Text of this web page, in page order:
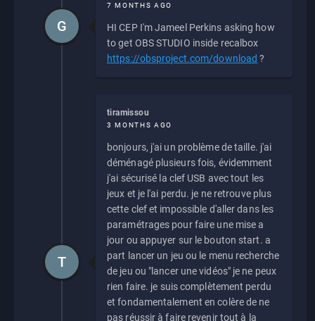
7 MONTHS AGO
HI CEP I'm Jameel Perkins asking how
to get OBS STUDIO inside recalbox
https://obsproject.com/download ?
G
tiramissou
3 MONTHS AGO
bonjours, j'ai un problème de taille. j'ai
déménagé plusieurs fois, évidemment
j'ai sécurisé la clef USB avec tout les
jeux et je l'ai perdu. je ne retrouve plus
cette clef et impossible d'aller dans les
paramétrages pour faire une mise a
jour ou appuyer sur le bouton start. a
part lancer un jeu ou le menu recherche
de jeu ou "lancer une vidéos" je ne peux
rien faire. je suis complètement perdu
et fondamentalement en colère de ne
pas réussir à faire revenir tout à la
T